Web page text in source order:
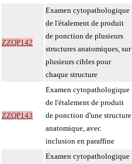
ZZQP142
Examen cytopathologique
de l'étalement de produit
de ponction de plusieurs
structures anatomiques, sur
plusieurs cibles pour
chaque structure
ZZQP143
Examen cytopathologique
de l'étalement de produit
de ponction d'une structure
anatomique, avec
inclusion en paraffine
Examen cytopathologique